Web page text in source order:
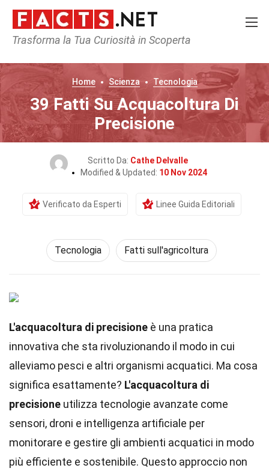
Trasforma la Tua Curiosità in Scoperta
Home Scienza Tecnologia
39 Fatti Su Acquacoltura Di
Precisione
Scritto Da: Cathe Delvalle
Modified & Updated: 10 Nov 2024
Verificato da Esperti Linee Guida Editoriali
Tecnologia Fatti sull'agricoltura
L'acquacoltura di precisione è una pratica
innovativa che sta rivoluzionando il modo in cui
alleviamo pesci e altri organismi acquatici. Ma cosa
significa esattamente? L'acquacoltura di
precisione utilizza tecnologie avanzate come
sensori, droni e intelligenza artificiale per
monitorare e gestire gli ambienti acquatici in modo
più efficiente e sostenibile. Questo approccio non